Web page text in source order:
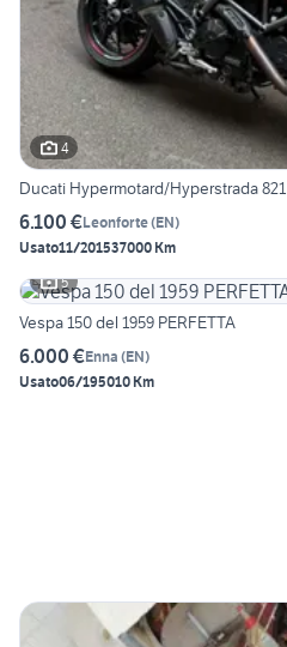
4
Ducati Hypermotard/Hyperstrada 821
6.100 €Leonforte(EN)
Usato11/201537000 Km
5
Vespa 150 del 1959 PERFETTA
6.000 €Enna (EN)
Usato06/195010 Km